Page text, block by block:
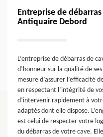
Entreprise de
Antiquaire Debord
L’entreprise de débarras de
d’honneur sur la qualité de
mesure d’assurer l’efficacité
en respectant l’intégrité de
d’intervenir rapidement à
adaptés dont elle dispose.
est celui de respecter votre
du débarras de votre cave.